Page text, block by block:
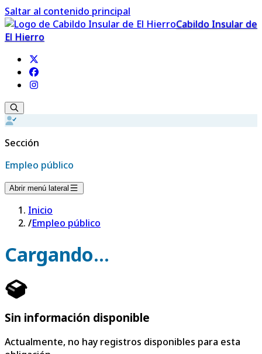
Saltar al contenido principal
Cabildo Insular de
El Hierro
Sección
Empleo público
Abrir menú lateral
Inicio
/Empleo público
Cargando...
Sin información disponible
Actualmente, no hay registros disponibles para esta